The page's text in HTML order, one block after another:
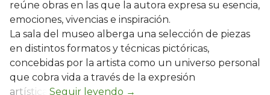
reúne obras en las que la autora expresa su esencia,
emociones, vivencias e inspiración.
La sala del museo alberga una selección de piezas
en distintos formatos y técnicas pictóricas,
concebidas por la artista como un universo personal
que cobra vida a través de la expresión
artística.